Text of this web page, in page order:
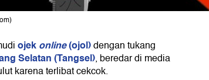
ojekonline(ojol)dengan tukang
Selatan (Tangsel), beredar di media
karena terlibat cekcok.